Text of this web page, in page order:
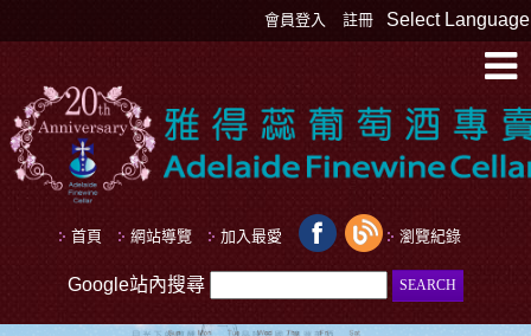
Select Language
會員登入 註冊
首頁 網站導覽 加入最愛 瀏覽紀錄
Google站內搜尋